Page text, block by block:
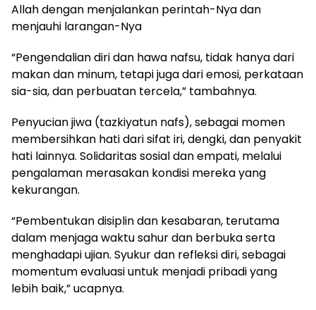
Allah dengan menjalankan perintah-Nya dan
menjauhi larangan-Nya
“Pengendalian diri dan hawa nafsu, tidak hanya dari
makan dan minum, tetapi juga dari emosi, perkataan
sia-sia, dan perbuatan tercela,” tambahnya.
Penyucian jiwa (tazkiyatun nafs), sebagai momen
membersihkan hati dari sifat iri, dengki, dan penyakit
hati lainnya. Solidaritas sosial dan empati, melalui
pengalaman merasakan kondisi mereka yang
kekurangan.
“Pembentukan disiplin dan kesabaran, terutama
dalam menjaga waktu sahur dan berbuka serta
menghadapi ujian. Syukur dan refleksi diri, sebagai
momentum evaluasi untuk menjadi pribadi yang
lebih baik,” ucapnya.